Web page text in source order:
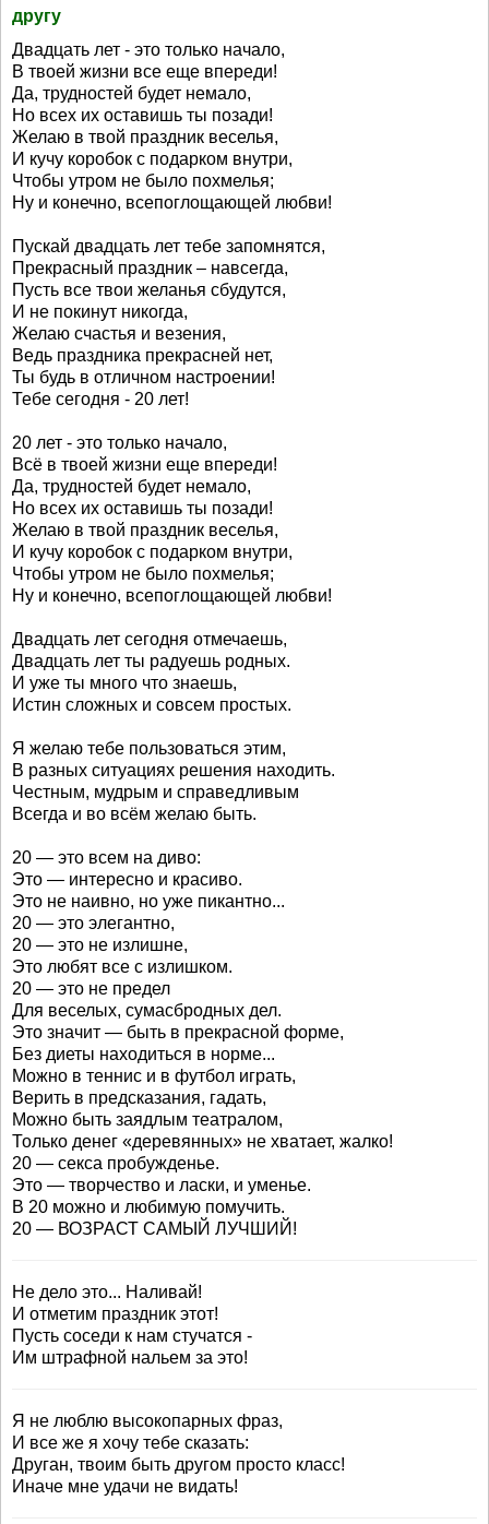
другу
Двадцать лет - это только начало,
В твоей жизни все еще впереди!
Да, трудностей будет немало,
Но всех их оставишь ты позади!
Желаю в твой праздник веселья,
И кучу коробок с подарком внутри,
Чтобы утром не было похмелья;
Ну и конечно, всепоглощающей любви!
Пускай двадцать лет тебе запомнятся,
Прекрасный праздник – навсегда,
Пусть все твои желанья сбудутся,
И не покинут никогда,
Желаю счастья и везения,
Ведь праздника прекрасней нет,
Ты будь в отличном настроении!
Тебе сегодня - 20 лет!
20 лет - это только начало,
Всё в твоей жизни еще впереди!
Да, трудностей будет немало,
Но всех их оставишь ты позади!
Желаю в твой праздник веселья,
И кучу коробок с подарком внутри,
Чтобы утром не было похмелья;
Ну и конечно, всепоглощающей любви!
Двадцать лет сегодня отмечаешь,
Двадцать лет ты радуешь родных.
И уже ты много что знаешь,
Истин сложных и совсем простых.
Я желаю тебе пользоваться этим,
В разных ситуациях решения находить.
Честным, мудрым и справедливым
Всегда и во всём желаю быть.
20 — это всем на диво:
Это — интересно и красиво.
Это не наивно, но уже пикантно...
20 — это элегантно,
20 — это не излишне,
Это любят все с излишком.
20 — это не предел
Для веселых, сумасбродных дел.
Это значит — быть в прекрасной форме,
Без диеты находиться в норме...
Можно в теннис и в футбол играть,
Верить в предсказания, гадать,
Можно быть заядлым театралом,
Только денег «деревянных» не хватает, жалко!
20 — секса пробужденье.
Это — творчество и ласки, и уменье.
В 20 можно и любимую помучить.
20 — ВОЗРАСТ САМЫЙ ЛУЧШИЙ!
Не дело это... Наливай!
И отметим праздник этот!
Пусть соседи к нам стучатся -
Им штрафной нальем за это!
Я не люблю высокопарных фраз,
И все же я хочу тебе сказать:
Друган, твоим быть другом просто класс!
Иначе мне удачи не видать!